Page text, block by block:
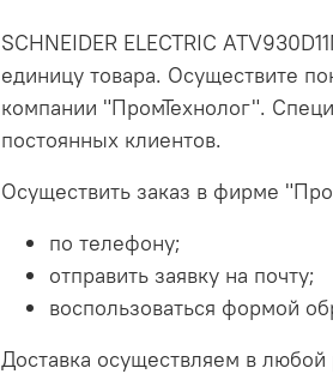
SCHNEIDER ELECTRIC
единицу товара. Осуществите
компании "ПромТехнолог".
постоянных клиентов.
Осуществить заказ в фирме
по телефону;
отправить заявку на почту;
воспользоваться формой
Доставка осуществляем в любой